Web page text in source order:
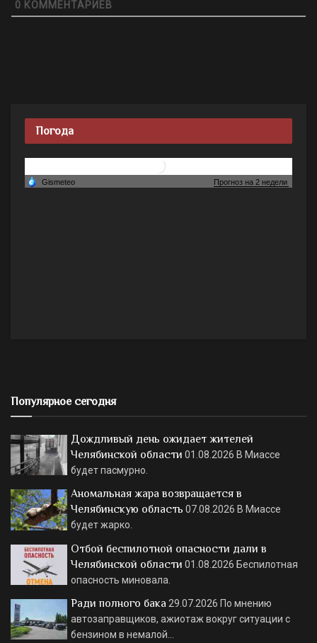
0 КОММЕНТАРИЕВ
Погода
Популярное сегодня
Дождливый день ожидает жителей
Челябинской области 01.08.2026 В Миассе
будет пасмурно.
Аномальная жара возвращается в
Челябинскую область 07.08.2026 В Миассе
будет жарко.
Отбой беспилотной опасности дали в
Челябинской области 01.08.2026 Беспилотная
опасность миновала.
Ради полного бака 29.07.2026 По мнению
автозаправщиков, ажиотаж вокруг ситуации с
бензином в немалой…